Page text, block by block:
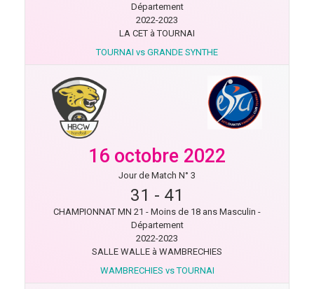
Département
2022-2023
LA CET à TOURNAI
TOURNAI vs GRANDE SYNTHE
16 octobre 2022
Jour de Match N° 3
31 - 41
CHAMPIONNAT MN 21 - Moins de 18 ans Masculin -
Département
2022-2023
SALLE WALLE à WAMBRECHIES
WAMBRECHIES vs TOURNAI